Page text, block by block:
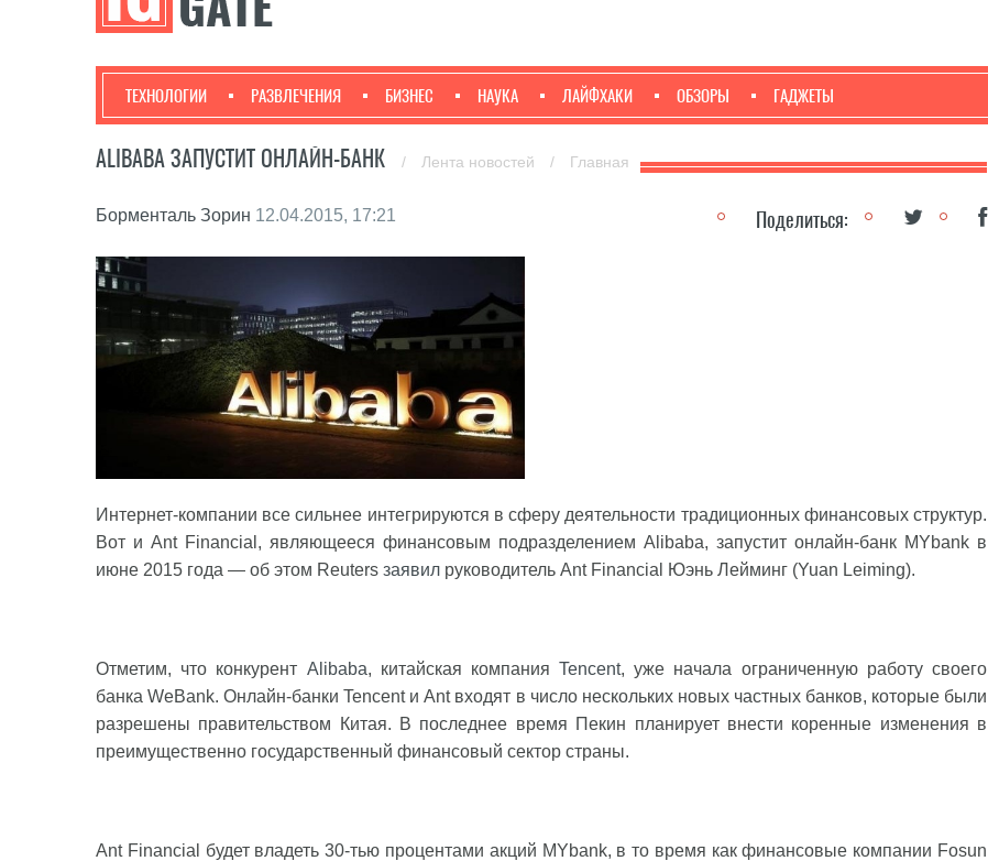
ТЕХНОЛОГИИ РАЗВЛЕЧЕНИЯ БИЗНЕС НАУКА ЛАЙФХАКИ ОБЗОРЫ ГАДЖЕТЫ
ALIBABA ЗАПУСТИТ ОНЛАЙН-БАНК / Лента новостей / Главная
Борменталь Зорин 12.04.2015, 17:21 Поделиться:
Интернет-компании все сильнее интегрируются в сферу деятельности традиционных финансовых структур.
Вот и Ant Financial, являющееся финансовым подразделением Alibaba, запустит онлайн-банк MYbank в
июне 2015 года — об этом Reuters заявил руководитель Ant Financial Юэнь Лейминг (Yuan Leiming).
Отметим, что конкурент Alibaba, китайская компанияTencent, уже начала ограниченную работу своего
банка WeBank. Онлайн-банки Tencent и Ant входят в число нескольких новых частных банков, которые были
разрешены правительством Китая. В последнее время Пекин планирует внести коренные изменения в
преимущественно государственный финансовый сектор страны.
Ant Financial будет владеть 30-тью процентами акций MYbank, в то время как финансовые компании Fosun